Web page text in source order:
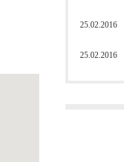
25.02.2016
25.02.2016